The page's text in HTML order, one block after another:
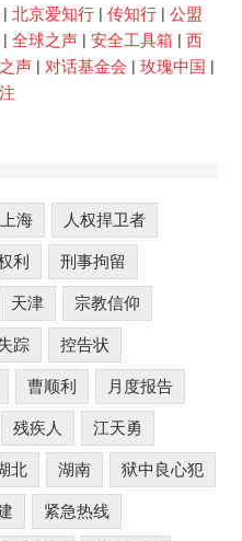
北京爱知行| 传知行| 公盟
全球之声| 安全工具箱
西
声| 对话基金会 玫瑰中国
上海 人权捍卫者
利 刑事拘留
天津 宗教信仰
踪 控告状
曹顺利 月度报告
残疾人 江天勇
北 湖南 狱中良心犯
紧急热线